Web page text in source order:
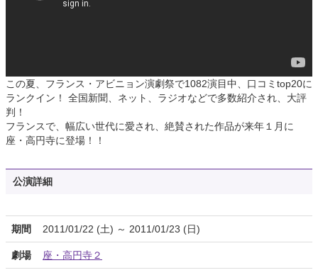
この夏、フランス・アビニョン演劇祭で1082演目中、口コミtop20に
ランクイン！ 全国新聞、ネット、ラジオなどで多数紹介され、大評
判！
フランスで、幅広い世代に愛され、絶賛された作品が来年１月に
座・高円寺に登場！！
公演詳細
期間 2011/01/22 (土) ～ 2011/01/23 (日)
劇場 座・高円寺２